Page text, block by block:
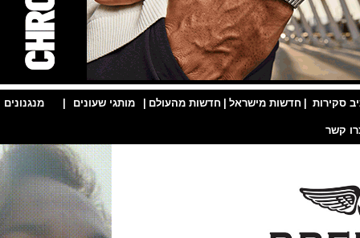
| חדשות מישראל | חדשות מהעולם | מותגי שעונים | מנגנונים |